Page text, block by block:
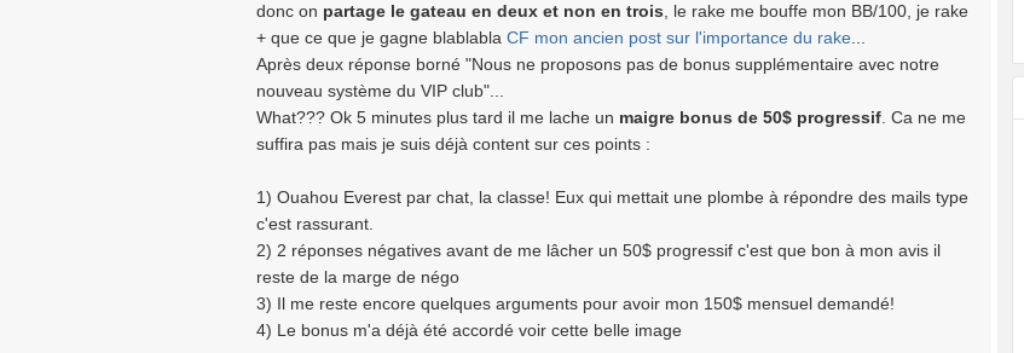
donc on partage le gateau en deux et non en trois, le rake me bouffe mon BB/100, je rake
+ que ce que je gagne blablabla CF mon ancien post sur l'importance du rake...
Après deux réponse borné "Nous ne proposons pas de bonus supplémentaire avec notre
nouveau système du VIP club"...
What??? Ok 5 minutes plus tard il me lache un maigre bonus de 50$ progressif. Ca ne me
suffira pas mais je suis déjà content sur ces points :
1) Ouahou Everest par chat, la classe! Eux qui mettait une plombe à répondre des mails type
c'est rassurant.
2) 2 réponses négatives avant de me lâcher un 50$ progressif c'est que bon à mon avis il
reste de la marge de négo
3) Il me reste encore quelques arguments pour avoir mon 150$ mensuel demandé!
4) Le bonus m'a déjà été accordé voir cette belle image